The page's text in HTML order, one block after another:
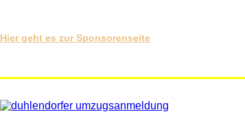
Hier geht es zur Sponsorenseite